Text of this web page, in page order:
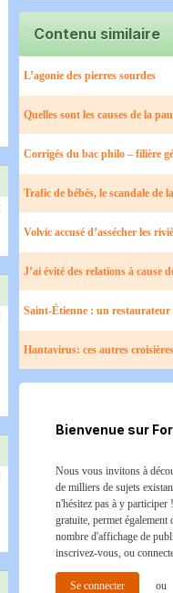
Contenu similaire
L’agonie des pierres sourdes
Quelles sont les causes de la
Corrigés du bac philo – filière
Trafic de bébés, le scandale de
Volvic accusé d’assécher les
J’ai évité des relations à cause
Saint-Étienne : un restaurateur
Hantavirus: ces autres
Bienvenue sur
Nous vous invitons à
de milliers de sujets
n'hésitez pas à y
gratuite, permet également
nombre d'affichage de
inscrivez-vous, ou
Se connecter ou